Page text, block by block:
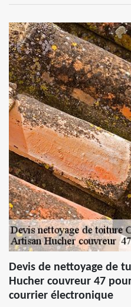
Devis de nettoyage de
Hucher couvreur 47
courrier électronique